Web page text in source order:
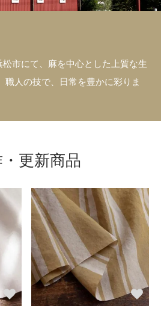
市にて、麻を中心とした上質な生
職人の技で、日常を豊かに彩りま
更新商品